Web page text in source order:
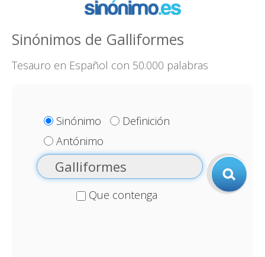
Sinónimos de Galliformes
Tesauro en Español con 50.000 palabras
Sinónimo
Definición
Antónimo
Que contenga